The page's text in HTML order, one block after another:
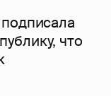
что